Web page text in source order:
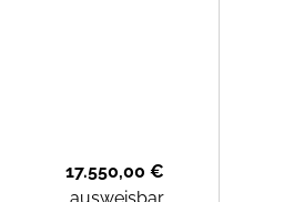
17.550,00 €